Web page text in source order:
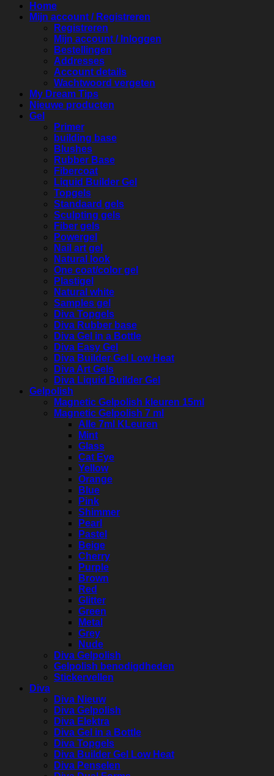
Home
Mijn account / Registreren
Registreren
Mijn account / Inloggen
Bestellingen
Addresses
Account details
Wachtwoord vergeten
My Dream Tips
Nieuwe producten
Gel
Primer
building base
Blushes
Rubber Base
Fibercoat
Liquid Builder Gel
Topgels
Standaard gels
Sculpting gels
Fiber gels
Powergel
Nail art gel
Natural look
One coat/color gel
Plastigel
Natural white
Samples gel
Diva Topgels
Diva Rubber base
Diva Gel in a Bottle
Diva Easy Gel
Diva Builder Gel Low Heat
Diva Art Gels
Diva Liquid Builder Gel
Gelpolish
Magnetic Gelpolish kleuren 15ml
Magnetic Gelpolish 7 ml
Alle 7ml KLeuren
Mint
Glass
Cat Eye
Yellow
Orange
Blue
Pink
Shimmer
Pearl
Pastel
Beige
Cherry
Purple
Brown
Red
Glitter
Green
Metal
Grey
Nude
Diva Gelpolish
Gelpolish benodigdheden
Stickervellen
Diva
Diva Nieuw
Diva Gelpolish
Diva Elektra
Diva Gel in a Bottle
Diva Topgels
Diva Builder Gel Low Heat
Diva Penselen